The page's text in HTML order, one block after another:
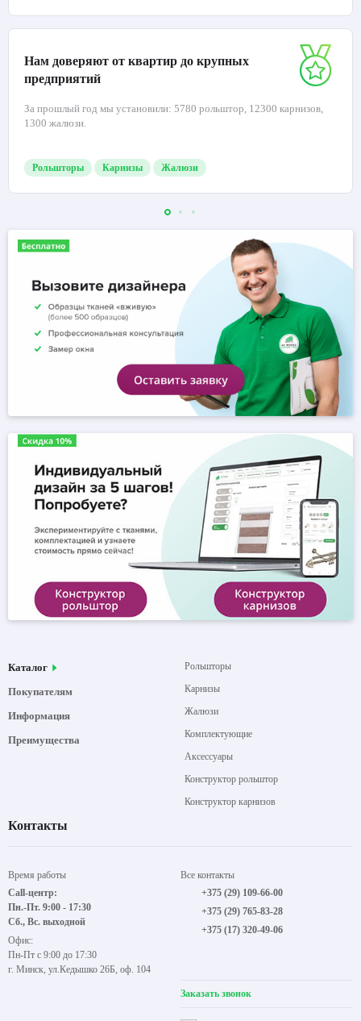
Нам доверяют от квартир до крупных
предприятий
За прошлый год мы установили: 5780 рольштор, 12300 карнизов,
1300 жалюзи.
Рольшторы Карнизы Жалюзи
Каталог
Покупателям
Информация
Преимущества
Рольшторы
Карнизы
Жалюзи
Комплектующие
Аксессуары
Конструктор рольштор
Конструктор карнизов
Контакты
Время работы
Call-центр:
Пн.-Пт. 9:00 - 17:30
Сб., Вс. выходной
Офис:
Пн-Пт с 9:00 до 17:30
г. Минск, ул.Кедышко 26Б, оф. 104
Все контакты
+375 (29) 109-66-00
+375 (29) 765-83-28
+375 (17) 320-49-06
Заказать звонок